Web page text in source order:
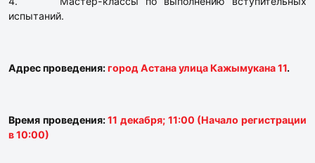
испытаний.
Адрес проведения:город Астана улица Кажымукана 11.
Время проведения:11 декабря; 11:00 (Начало регистрации
в 10:00)